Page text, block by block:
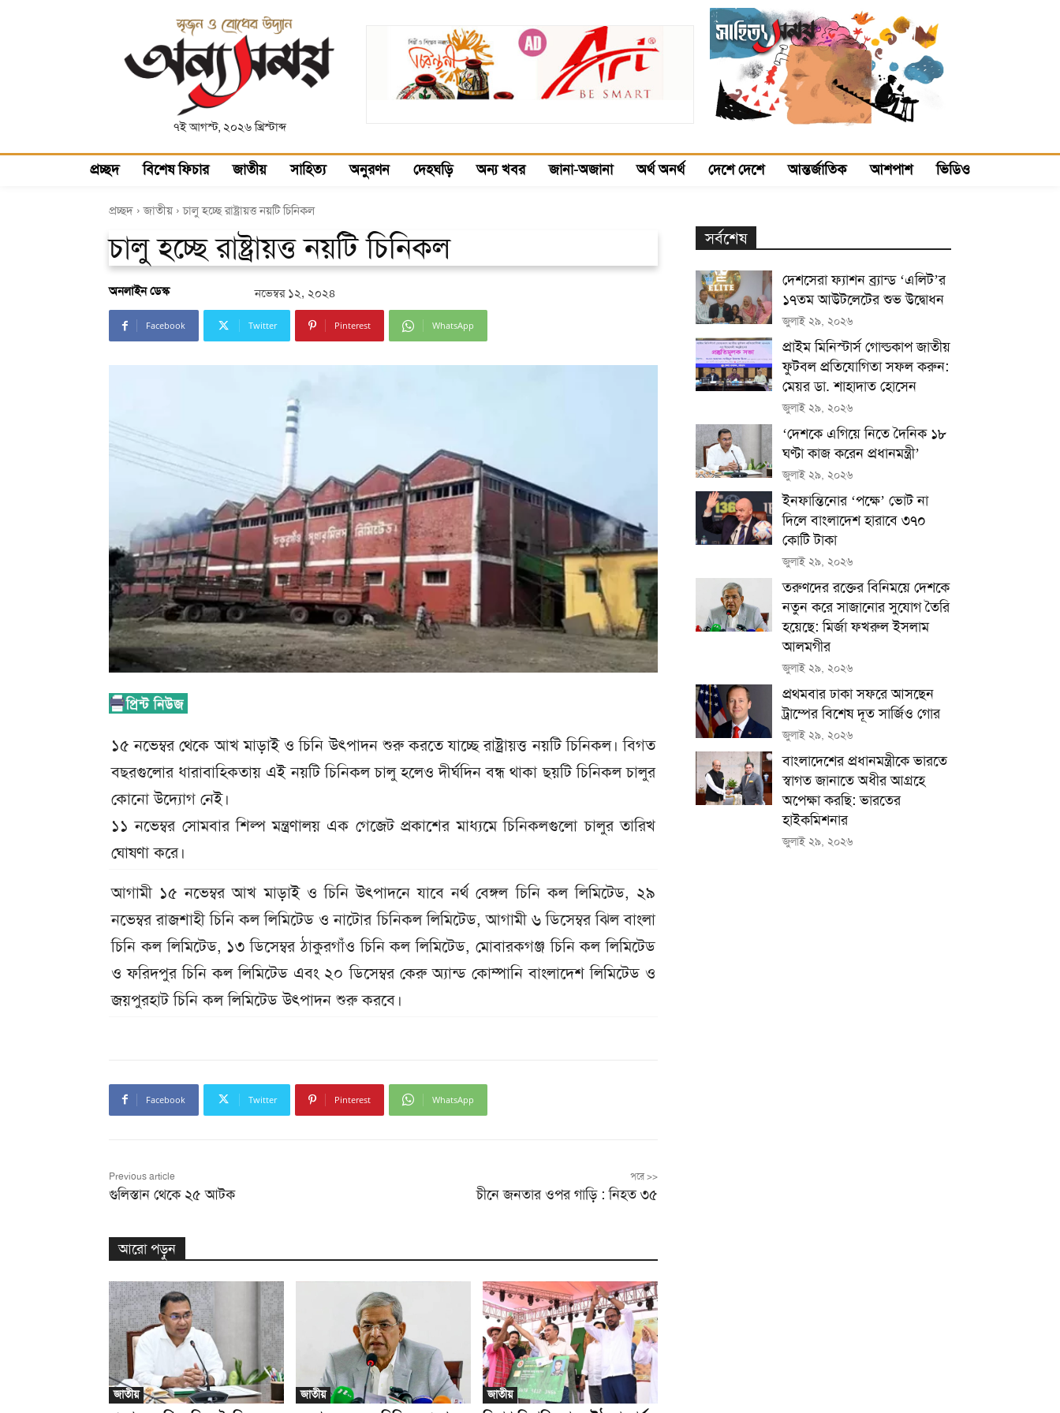
৭ই আগস্ট, ২০২৬ খ্রিস্টাব্দ
প্রচ্ছদ বিশেষ ফিচার জাতীয় সাহিত্য অনুরণন দেহঘড়ি অন্য খবর জানা-অজানা অর্থ অনর্থ দেশে দেশে আন্তর্জাতিক আশপাশ ভিডিও
প্রচ্ছদ জাতীয় চালু হচ্ছে রাষ্ট্রায়ত্ত নয়টি চিনিকল
চালু হচ্ছে রাষ্ট্রায়ত্ত নয়টি চিনিকল
অনলাইন ডেস্ক নভেম্বর ১২, ২০২৪
Facebook Twitter Pinterest WhatsApp
১৫ নভেম্বর থেকে আখ মাড়াই ও চিনি উৎপাদন শুরু করতে যাচ্ছে রাষ্ট্রায়ত্ত নয়টি চিনিকল। বিগত
বছরগুলোর ধারাবাহিকতায় এই নয়টি চিনিকল চালু হলেও দীর্ঘদিন বন্ধ থাকা ছয়টি চিনিকল চালুর
কোনো উদ্যোগ নেই।
১১ নভেম্বর সোমবার শিল্প মন্ত্রণালয় এক গেজেট প্রকাশের মাধ্যমে চিনিকলগুলো চালুর তারিখ
ঘোষণা করে।
আগামী ১৫ নভেম্বর আখ মাড়াই ও চিনি উৎপাদনে যাবে নর্থ বেঙ্গল চিনি কল লিমিটেড, ২৯
নভেম্বর রাজশাহী চিনি কল লিমিটেড ও নাটোর চিনিকল লিমিটেড, আগামী ৬ ডিসেম্বর ঝিল বাংলা
চিনি কল লিমিটেড, ১৩ ডিসেম্বর ঠাকুরগাঁও চিনি কল লিমিটেড, মোবারকগঞ্জ চিনি কল লিমিটেড
ও ফরিদপুর চিনি কল লিমিটেড এবং ২০ ডিসেম্বর কেরু অ্যান্ড কোম্পানি বাংলাদেশ লিমিটেড ও
জয়পুরহাট চিনি কল লিমিটেড উৎপাদন শুরু করবে।
Facebook Twitter Pinterest WhatsApp
Previous article
গুলিস্তান থেকে ২৫ আটক
পরে >>
চীনে জনতার ওপর গাড়ি : নিহত ৩৫
আরো পড়ুন
জাতীয় জাতীয় জাতীয়
সর্বশেষ
দেশসেরা ফ্যাশন ব্র্যান্ড ‘এলিট’র
১৭তম আউটলেটের শুভ উদ্বোধন
জুলাই ২৯, ২০২৬
প্রাইম মিনিস্টার্স গোল্ডকাপ জাতীয়
ফুটবল প্রতিযোগিতা সফল করুন:
মেয়র ডা. শাহাদাত হোসেন
জুলাই ২৯, ২০২৬
‘দেশকে এগিয়ে নিতে দৈনিক ১৮
ঘণ্টা কাজ করেন প্রধানমন্ত্রী’
জুলাই ২৯, ২০২৬
ইনফান্তিনোর ‘পক্ষে’ ভোট না
দিলে বাংলাদেশ হারাবে ৩৭০
কোটি টাকা
জুলাই ২৯, ২০২৬
তরুণদের রক্তের বিনিময়ে দেশকে
নতুন করে সাজানোর সুযোগ তৈরি
হয়েছে: মির্জা ফখরুল ইসলাম
আলমগীর
জুলাই ২৯, ২০২৬
প্রথমবার ঢাকা সফরে আসছেন
ট্রাম্পের বিশেষ দূত সার্জিও গোর
জুলাই ২৯, ২০২৬
বাংলাদেশের প্রধানমন্ত্রীকে ভারতে
স্বাগত জানাতে অধীর আগ্রহে
অপেক্ষা কর‌ছি: ভারতের
হাইকমিশনার
জুলাই ২৯, ২০২৬